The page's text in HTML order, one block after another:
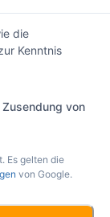
die
Kenntnis
von
Es gelten die
von Google.